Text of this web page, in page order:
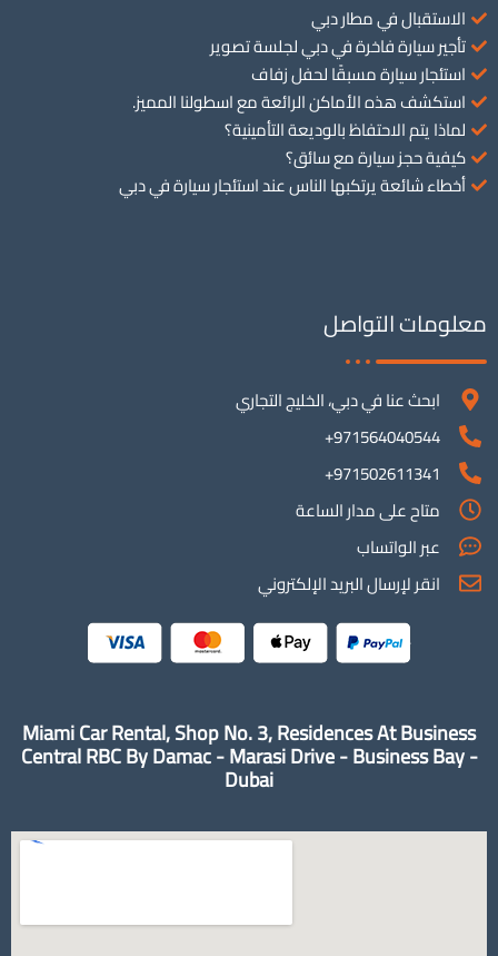
الاستقبال في مطار دبي
تأجير سيارة فاخرة في دبي لجلسة تصوير
استئجار سيارة مسبقًا لحفل زفاف
استكشف هذه الأماكن الرائعة مع اسطولنا المميز.
لماذا يتم الاحتفاظ بالوديعة التأمينية؟
كيفية حجز سيارة مع سائق؟
أخطاء شائعة يرتكبها الناس عند استئجار سيارة في دبي
معلومات التواصل
ابحث عنا في دبي، الخليج التجاري
971564040544+
971502611341+
متاح على مدار الساعة
عبر الواتساب
انقر لإرسال البريد الإلكتروني
Miami Car Rental, Shop No. 3, Residences At Business
Central RBC By Damac - Marasi Drive - Business Bay -
Dubai